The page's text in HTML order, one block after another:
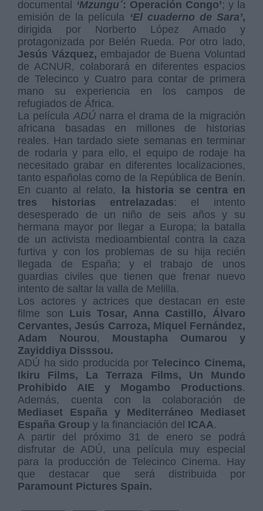
documental ‘Mzungu´: Operación Congo’; y la
emisión de la película ‘El cuaderno de Sara’,
dirigida por Norberto López Amado y
protagonizada por Belén Rueda. Por otro lado,
Jesús Vázquez, embajador de Buena Voluntad
de ACNUR, colaborará en diferentes espacios
de Telecinco y Cuatro para contar de primera
mano su experiencia en los campos de
refugiados de África.
La película ADÚnarra el drama de la migración
africana basadas en millones de historias
reales. Han tardado siete semanas en terminar
de rodarla y para ello, el equipo de rodaje ha
necesitado grabar en diferentes localizaciones,
tanto españolas como de la República de Benín.
En cuanto al relato,
la historia se centra en
tres historias entrelazadas: el intento
desesperado de un niño de seis años y su
hermana mayor por llegar a Europa; la batalla
de un activista medioambiental contra la caza
furtiva y con los problemas de su hija recién
llegada de España; y el trabajo de unos
guardias civiles que tienen que frenar nuevo
intento de saltar la valla de Melilla.
Los actores y actrices que destacan en este
filme son Luis Tosar, Anna Castillo, Álvaro
Cervantes, Jesús Carroza, Miquel Fernández,
Adam Nourou, Moustapha Oumarou y
Zayiddiya Disssou.
ADÚ ha sido producida porTelecinco Cinema,
Ikiru Films, La Terraza Films, Un Mundo
Prohibido AIE y Mogambo Productions.
Además, cuenta con la colaboración de
Mediaset España y Mediterráneo Mediaset
España Group y la financiación del ICAA.
A partir del próximo 31 de enero se podrá
disfrutar de ADÚ, una película muy especial
para la producción de Telecinco Cinema. Hay
que destacar que será distribuida por
Paramount Pictures Spain.